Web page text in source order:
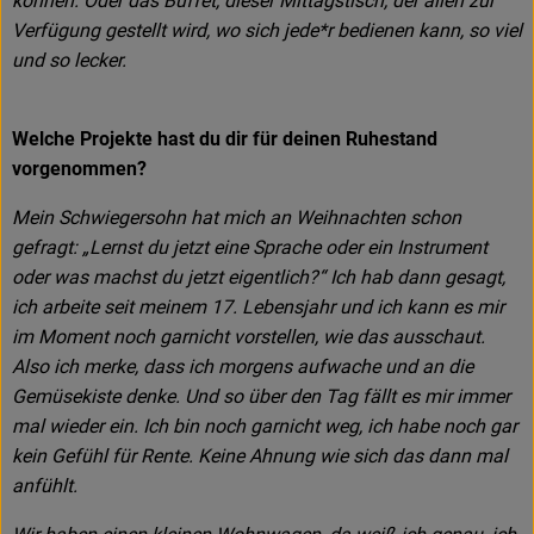
Verfügung gestellt wird, wo sich jede*r bedienen kann, so viel
und so lecker.
Welche Projekte hast du dir für deinen Ruhestand
vorgenommen?
Mein Schwiegersohn hat mich an Weihnachten schon
gefragt: „Lernst du jetzt eine Sprache oder ein Instrument
oder was machst du jetzt eigentlich?“ Ich hab dann gesagt,
ich arbeite seit meinem 17. Lebensjahr und ich kann es mir
im Moment noch garnicht vorstellen, wie das ausschaut.
Also ich merke, dass ich morgens aufwache und an die
Gemüsekiste denke. Und so über den Tag fällt es mir immer
mal wieder ein. Ich bin noch garnicht weg, ich habe noch gar
kein Gefühl für Rente. Keine Ahnung wie sich das dann mal
anfühlt.